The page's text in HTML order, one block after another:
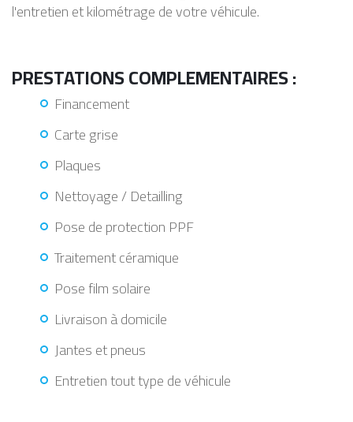
l'entretien et kilométrage de votre véhicule.
PRESTATIONS COMPLEMENTAIRES :
Financement
Carte grise
Plaques
Nettoyage / Detailling
Pose de protection PPF
Traitement céramique
Pose film solaire
Livraison à domicile
Jantes et pneus
Entretien tout type de véhicule